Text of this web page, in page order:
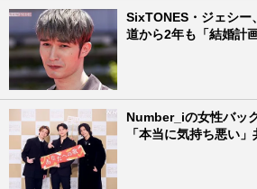
SixTONES・ジェシー
道から2年も「結婚計
Number_iの女性バッ
「本当に気持ち悪い